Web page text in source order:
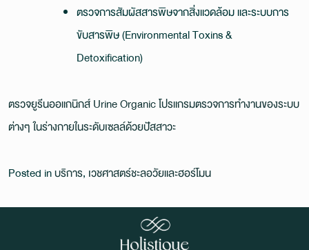
ตรวจการสัมผัสสารพิษจากสิ่งแวดล้อม และระบบการ
ขับสารพิษ (Environmental Toxins &
Detoxification)
ตรวจยูรีนออแกนิกส์ Urine Organic โปรแกรมตรวจการทำงานของระบบ
ต่างๆ ในร่างกายในระดับเซลล์ด้วยปัสสาวะ
Posted inบริการ, เวชศาสตร์ชะลอวัยและฮอร์โมน